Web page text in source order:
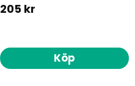
205 kr
Köp